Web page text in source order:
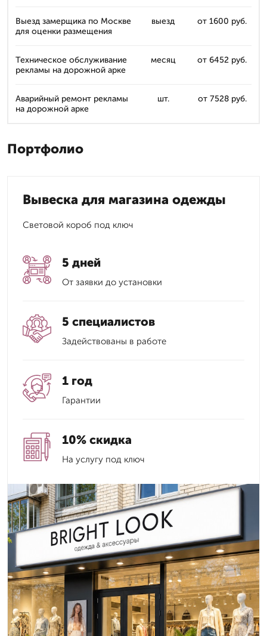
Выезд замерщика по Москве
для оценки размещения
выезд от 1600 руб.
Техническое обслуживание
рекламы на дорожной арке
месяц от 6452 руб.
Аварийный ремонт рекламы
на дорожной арке
шт. от 7528 руб.
Портфолио
Вывеска для магазина одежды
Световой короб под ключ
5 дней
От заявки до установки
5 специалистов
Задействованы в работе
1 год
Гарантии
10% скидка
На услугу под ключ